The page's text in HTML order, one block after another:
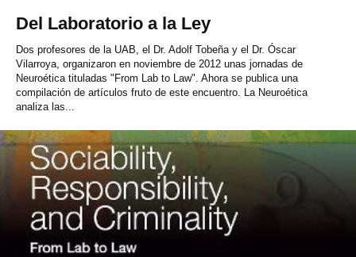
GEOGRAFÍA DERECHO CIENCIAS POLÍTICAS
SOCIOLOGÍA PSICOLOGÍA SOCIAL
Del Laboratorio a la Ley
Dos profesores de la UAB, el Dr. Adolf Tobeña y el Dr. Óscar
Vilarroya, organizaron en noviembre de 2012 unas jornadas de
Neuroética tituladas "From Lab to Law". Ahora se publica una
compilación de artículos fruto de este encuentro. La Neuroética
analiza las...